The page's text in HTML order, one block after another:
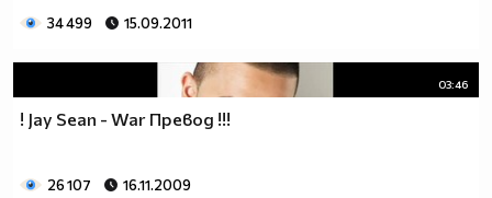
34 499 15.09.2011
03:46
! Jay Sean - War Превод !!!
26 107 16.11.2009